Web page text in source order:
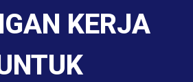
KERJA